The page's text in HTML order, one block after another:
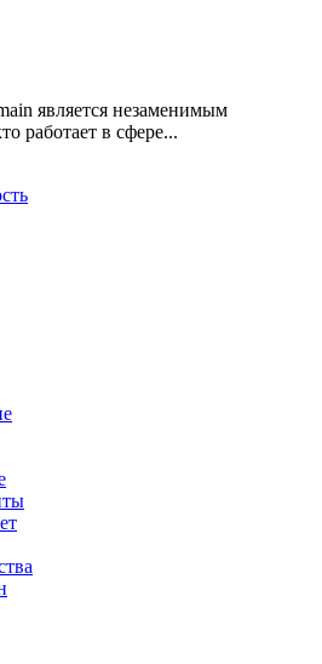
является незаменимым
работает в сфере...